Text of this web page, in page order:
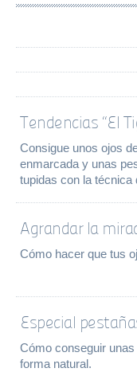
Tendencias “El
Consigue unos ojos
enmarcada y unas
tupidas con la técnica
Agrandar la
Cómo hacer que tus
Especial
Cómo conseguir
forma natural.